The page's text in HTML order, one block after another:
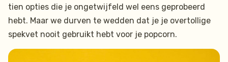
tien opties die je ongetwijfeld wel eens geprobeerd
hebt. Maar we durven te wedden dat je je overtollige
spekvet nooit gebruikt hebt voor je popcorn.